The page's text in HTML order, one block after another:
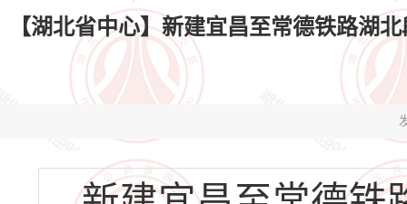
【湖北省中心】新建宜昌至常德铁路湖